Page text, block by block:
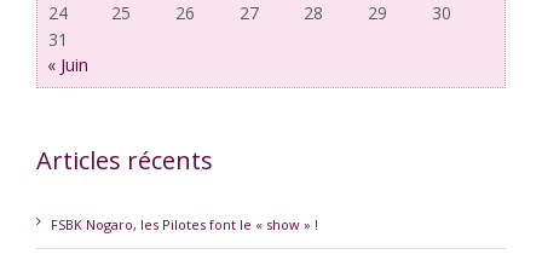
24
25 26 27 28 29
30
31
« Juin
Articles récents
FSBK Nogaro, les Pilotes font le « show » !